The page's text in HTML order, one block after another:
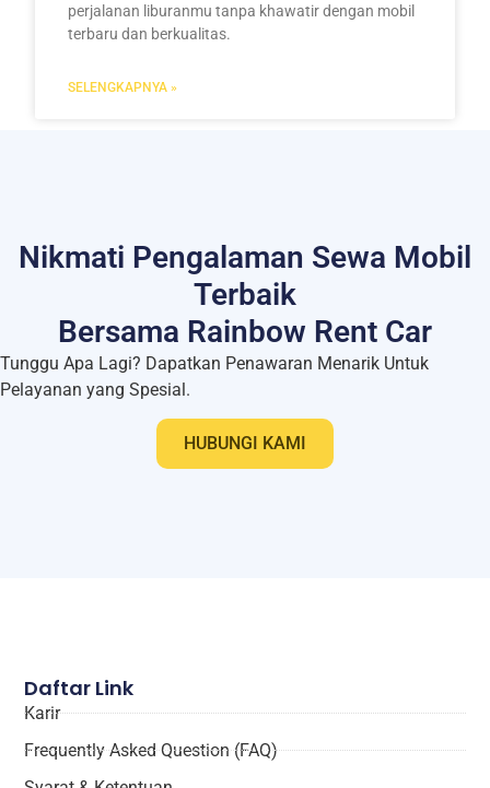
perjalanan liburanmu tanpa khawatir dengan mobil
terbaru dan berkualitas.
SELENGKAPNYA »
Nikmati Pengalaman Sewa Mobil
Terbaik
Bersama Rainbow Rent Car
Tunggu Apa Lagi? Dapatkan Penawaran Menarik Untuk
Pelayanan yang Spesial.
HUBUNGI KAMI
Daftar Link
Karir
Frequently Asked Question (FAQ)